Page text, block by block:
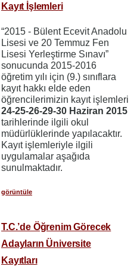
Kayıt İşlemleri
“2015 - Bülent Ecevit Anadolu
Lisesi ve 20 Temmuz Fen
Lisesi Yerleştirme Sınavı”
sonucunda 2015-2016
öğretim yılı için (9.) sınıflara
kayıt hakkı elde eden
öğrencilerimizin kayıt işlemleri
24-25-26-29-30 Haziran 2015
tarihlerinde ilgili okul
müdürlüklerinde yapılacaktır.
Kayıt işlemleriyle ilgili
uygulamalar aşağıda
sunulmaktadır.
görüntüle
T.C.’de Öğrenim Görecek
Adayların Üniversite
Kayıtları